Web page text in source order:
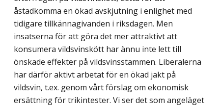
åstadkomma en ökad avskjutning i enlighet med
tidigare tillkännagivanden i riksdagen. Men
insatserna för att göra det mer attraktivt att
konsumera vildsvinskött har ännu inte lett till
önskade effekter på vildsvinsstammen. Liberalerna
har därför aktivt arbetat för en ökad jakt på
vildsvin, t.ex. genom vårt förslag om ekonomisk
ersättning för trikintester. Vi ser det som angeläget